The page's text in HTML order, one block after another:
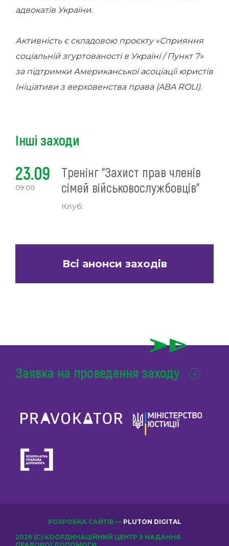
адвокатів України.
Активність є складовою проєкту «Сприяння
соціальній згуртованості в Україні / Пункт 7»
за підтримки Американської асоціації юристів
Ініціативи з верховенства права (ABA ROLI).
Інші заходи
23.09
09:00
Тренінг "Захист прав членів
сімей військовослужбовців"
Клуб:
Всі анонси заходів
Заявка на проведення заходу
2026 (С) КООРДИНАЦІЙНИЙ ЦЕНТР З НАДАННЯ
ПРАВОВОЇ ДОПОМОГИ
РОЗРОБКА САЙТІВ — PLUTON DIGITAL